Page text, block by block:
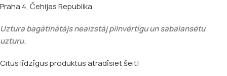
Praha 4, Čehijas Republika
Uztura bagātinātājs neaizstāj pilnvērtīgu un sabalansētu
uzturu.
Citus līdzīgus produktus atradīsiet šeit!